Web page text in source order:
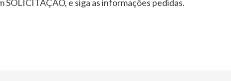
SOLICITAÇÃO, e siga as informações pedidas.